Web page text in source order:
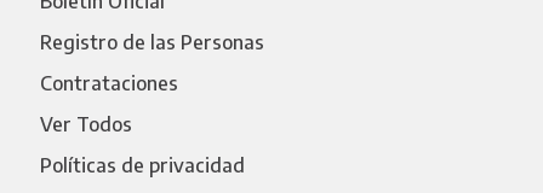
Registro de las Personas
Contrataciones
Ver Todos
Políticas de privacidad